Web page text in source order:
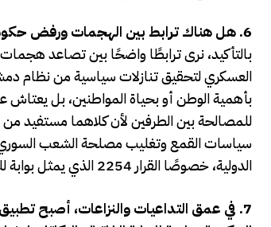
6. هل هناك ترابط بين الهجمات ورفض
بالتأكيد، نرى ترابطًا واضحًا بين تصاعد
العسكري لتحقيق تنازلات سياسية من نظام
بأهمية الوطن أو بحياة المواطنين، بل يعتاش
للمصالحة بين الطرفين لأن كلاهما مستفيد
سياسات القمع وتغليب مصلحة الشعب السوري.
الدولية، خصوصًا القرار 2254 الذي يمثل بوابة للتغيير وحقن الدماء في سوريا.
7. في عمق التداعيات والنزاعات، أصبح